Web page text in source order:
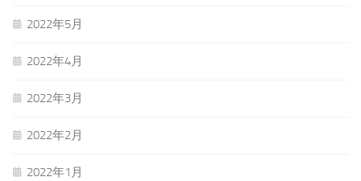
2022年5月
2022年4月
2022年3月
2022年2月
2022年1月